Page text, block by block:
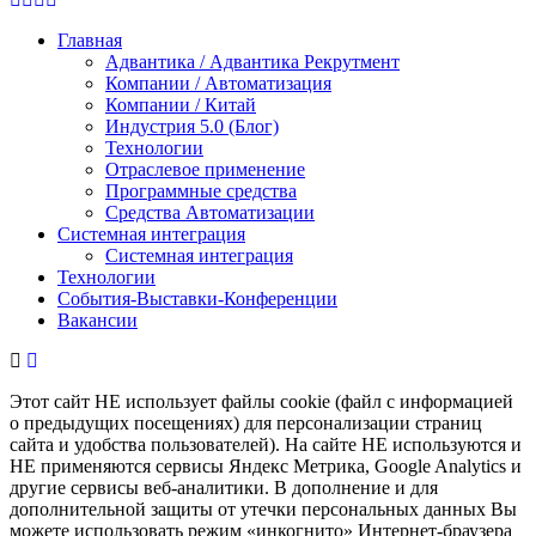
Главная
Адвантика / Адвантика Рекрутмент
Компании / Автоматизация
Компании / Китай
Индустрия 5.0 (Блог)
Технологии
Отраслевое применение
Программные средства
Средства Автоматизации
Системная интеграция
Системная интеграция
Технологии
События-Выставки-Конференции
Вакансии
Этот сайт НЕ использует файлы cookie (файл с информацией
о предыдущих посещениях) для персонализации страниц
сайта и удобства пользователей). На сайте НЕ используются и
НЕ применяются сервисы Яндекс Метрика, Google Analytics и
другие сервисы веб-аналитики. В дополнение и для
дополнительной защиты от утечки персональных данных Вы
можете использовать режим «инкогнито» Интернет-браузера